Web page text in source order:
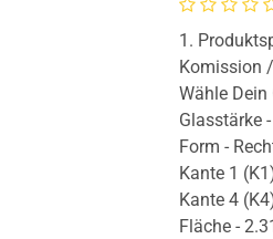
1.
Komission
Wähle
Glasstärke
Form -
Kante 1
Kante 4
Fläche -